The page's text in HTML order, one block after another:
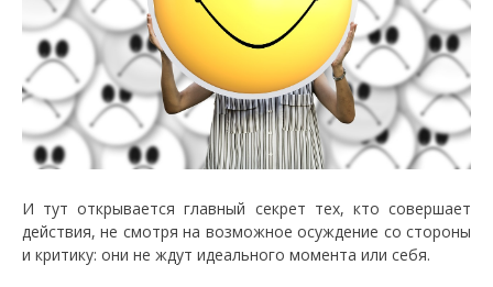
И тут открывается главный секрет тех, кто совершает
действия, не смотря на возможное осуждение со стороны
и критику: они не ждут идеального момента или себя.